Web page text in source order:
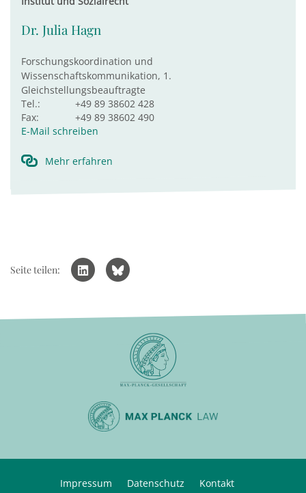
Dr. Julia Hagn
Forschungskoordination und
Wissenschaftskommunikation, 1.
Gleichstellungsbeauftragte
Tel.:
+49 89 38602 428
Fax:
+49 89 38602 490
E-Mail schreiben
Mehr erfahren
Seite teilen:
Impressum Datenschutz Kontakt